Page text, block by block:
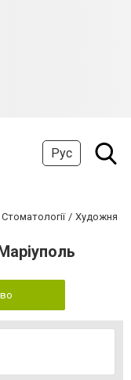
Рус
Стоматології
Художня